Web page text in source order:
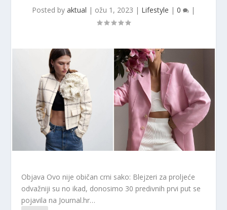
Posted by aktual | ožu 1, 2023 | Lifestyle | 0 |
Objava Ovo nije običan crni sako: Blejzeri za proljeće
odvažniji su no ikad, donosimo 30 predivnih prvi put se
pojavila na Journal.hr…